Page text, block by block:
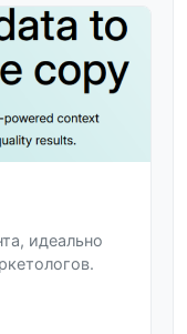
идеально